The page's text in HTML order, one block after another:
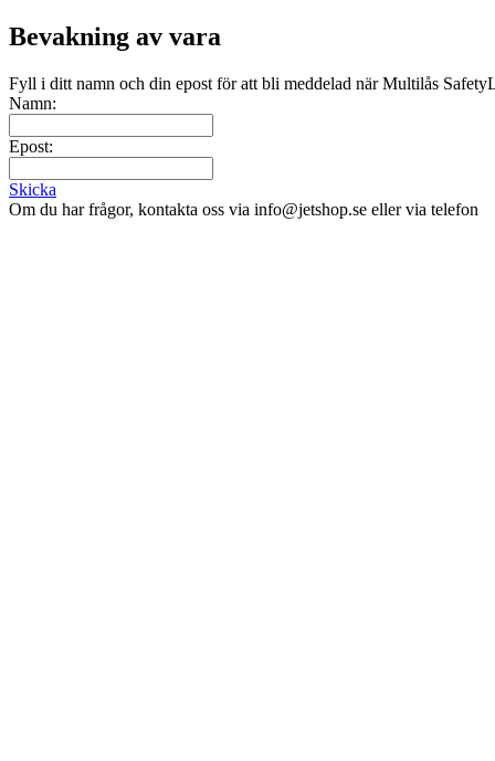
Bevakning av vara
Fyll i ditt namn och din epost för att bli meddelad när Multilås
Namn:
Epost:
Skicka
Om du har frågor, kontakta oss via info@jetshop.se eller via telefon